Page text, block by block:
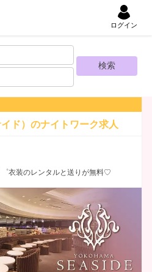
ログイン
ド）のナイトワーク求人
衣装のレンタルと送りが無料♡